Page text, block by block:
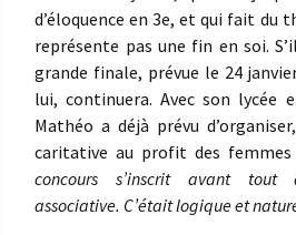
d’éloquence en 3e, et qui fait du
représente pas une fin en soi.
grande finale, prévue le 24
lui, continuera. Avec son lycée
Mathéo a déjà prévu
caritative au profit des femmes
concours s’inscrit avant tout
associative. C’était logique et